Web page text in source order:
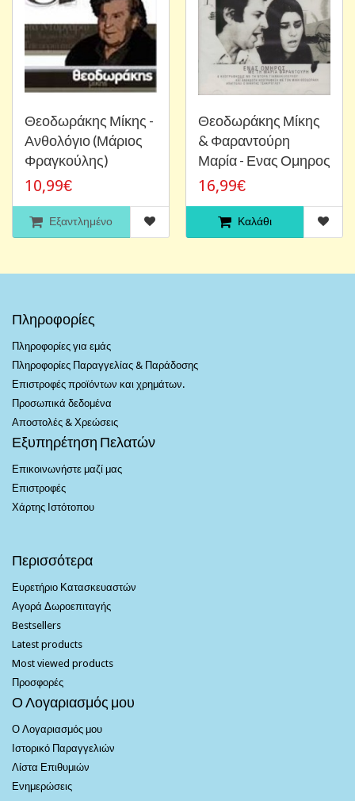
Θεοδωράκης Μίκης -
Ανθολόγιο (Μάριος
Φραγκούλης)
10,99€
Εξαντλημένο
Θεοδωράκης Μίκης
& Φαραντούρη
Μαρία - Ενας Ομηρος
16,99€
Καλάθι
Πληροφορίες
Πληροφορίες για εμάς
Πληροφορίες Παραγγελίας & Παράδοσης
Επιστροφές προϊόντων και χρημάτων.
Προσωπικά δεδομένα
Αποστολές & Χρεώσεις
Εξυπηρέτηση Πελατών
Επικοινωνήστε μαζί μας
Επιστροφές
Χάρτης Ιστότοπου
Περισσότερα
Ευρετήριο Κατασκευαστών
Αγορά Δωροεπιταγής
Bestsellers
Latest products
Most viewed products
Προσφορές
Ο Λογαριασμός μου
Ο Λογαριασμός μου
Ιστορικό Παραγγελιών
Λίστα Επιθυμιών
Ενημερώσεις